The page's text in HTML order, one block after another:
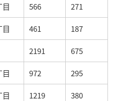
目 566 271
目 461 187
2191 675
目 972 295
目 1219 380